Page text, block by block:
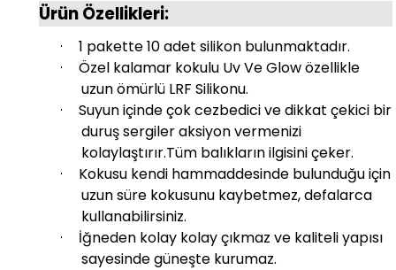
Ürün Özellikleri:
·
1 pakette 10 adet silikon bulunmaktadır.
·
Özel kalamar kokulu Uv Ve Glow özellikle
uzun ömürlü LRF Silikonu.
·
Suyun içinde çok cezbedici ve dikkat çekici bir
duruş sergiler aksiyon vermenizi
kolaylaştırır.Tüm balıkların ilgisini çeker.
·
Kokusu kendi hammaddesinde bulunduğu için
uzun süre kokusunu kaybetmez, defalarca
kullanabilirsiniz.
·
İğneden kolay kolay çıkmaz ve kaliteli yapısı
sayesinde güneşte kurumaz.